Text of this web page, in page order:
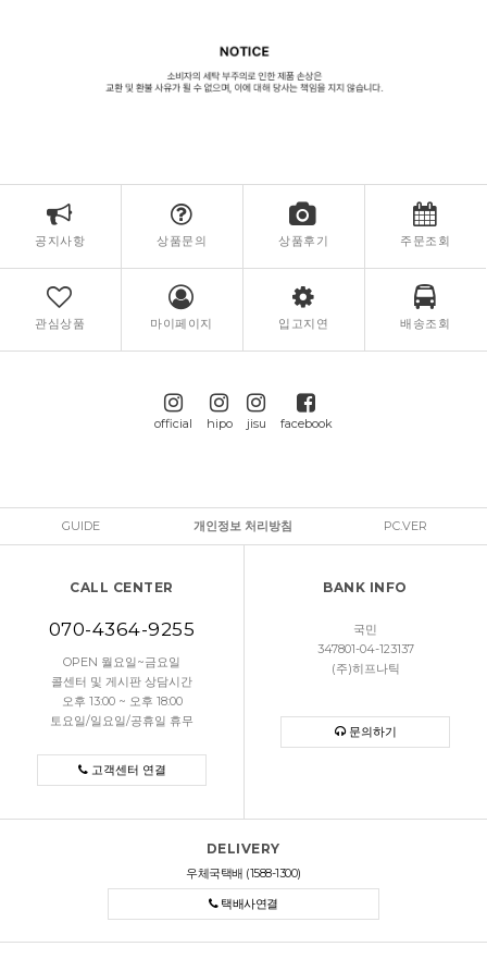
공지사항 상품문의 상품후기 주문조회
관심상품 마이페이지 입고지연 배송조회
official hipo jisu facebook
GUIDE 개인정보 처리방침 PC.VER
CALL CENTER
070-4364-9255
OPEN 월요일~금요일
콜센터 및 게시판 상담시간
오후 13:00 ~ 오후 18:00
토요일/일요일/공휴일 휴무
고객센터 연결
BANK INFO
국민
347801-04-123137
(주)히프나틱
문의하기
DELIVERY
우체국택배 (1588-1300)
택배사연결